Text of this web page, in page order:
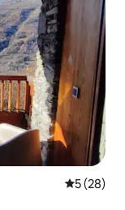
5 de uma
5 (28)